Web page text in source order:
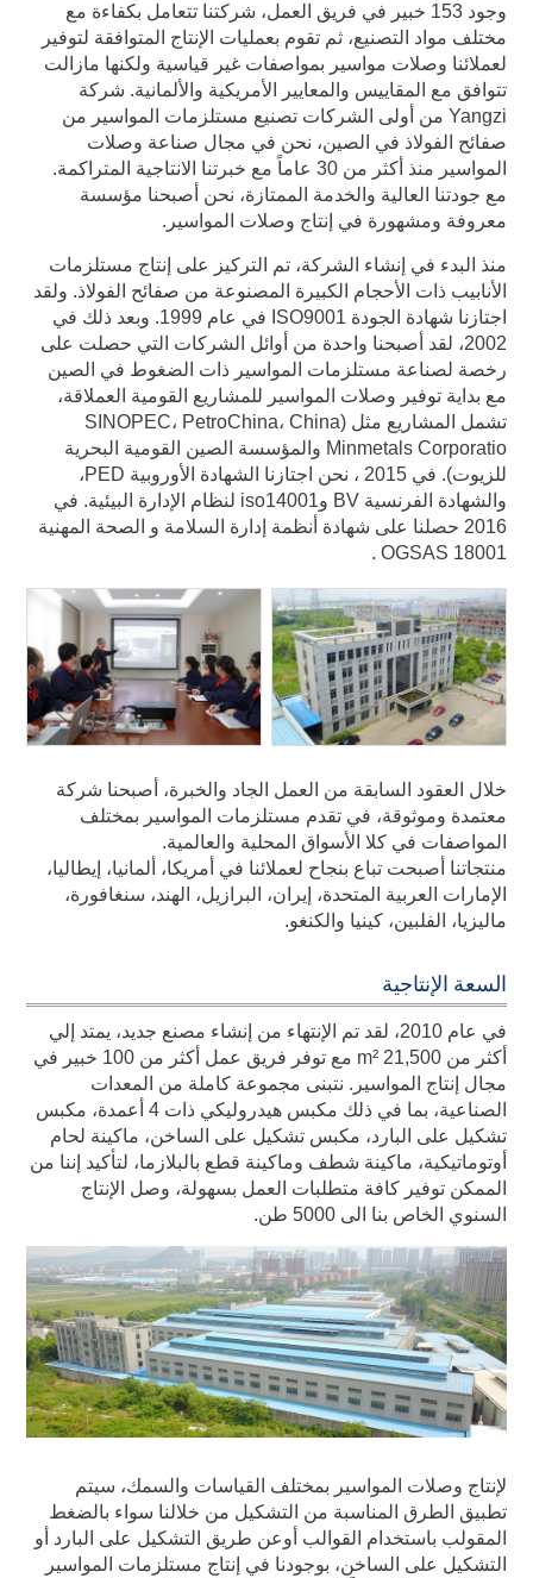
وجود 153 خبير في فريق العمل، شركتنا تتعامل بكفاءة مع
مختلف مواد التصنيع، ثم تقوم بعمليات الإنتاج المتوافقة لتوفير
لعملائنا وصلات مواسير بمواصفات غير قياسية ولكنها مازالت
تتوافق مع المقاييس والمعايير الأمريكية والألمانية. شركة
Yangzi من أولى الشركات تصنيع مستلزمات المواسير من
صفائح الفولاذ في الصين، نحن في مجال صناعة وصلات
المواسير منذ أكثر من 30 عاماً مع خبرتنا الانتاجية المتراكمة.
مع جودتنا العالية والخدمة الممتازة، نحن أصبحنا مؤسسة
معروفة ومشهورة في إنتاج وصلات المواسير.
منذ البدء في إنشاء الشركة، تم التركيز على إنتاج مستلزمات
الأنابيب ذات الأحجام الكبيرة المصنوعة من صفائح الفولاذ. ولقد
اجتازنا شهادة الجودة ISO9001 في عام 1999. وبعد ذلك في
2002، لقد أصبحنا واحدة من أوائل الشركات التي حصلت على
رخصة لصناعة مستلزمات المواسير ذات الضغوط في الصين
مع بداية توفير وصلات المواسير للمشاريع القومية العملاقة،
تشمل المشاريع مثل (SINOPEC، PetroChina، China
Minmetals Corporatio والمؤسسة الصين القومية البحرية
للزيوت). في 2015 ، نحن اجتازنا الشهادة الأوروبية PED،
والشهادة الفرنسية BV وiso14001 لنظام الإدارة البيئية. في
2016 حصلنا على شهادة أنظمة إدارة السلامة و الصحة المهنية
OGSAS 18001 .
خلال العقود السابقة من العمل الجاد والخبرة، أصبحنا شركة
معتمدة وموثوقة، في تقدم مستلزمات المواسير بمختلف
المواصفات في كلا الأسواق المحلية والعالمية.
منتجاتنا أصبحت تباع بنجاح لعملائنا في أمريكا، ألمانيا، إيطاليا،
الإمارات العربية المتحدة، إيران، البرازيل، الهند، سنغافورة،
ماليزيا، الفلبين، كينيا والكنغو.
السعة الإنتاجية
في عام 2010، لقد تم الإنتهاء من إنشاء مصنع جديد، يمتد إلي
أكثر من m² 21,500 مع توفر فريق عمل أكثر من 100 خبير في
مجال إنتاج المواسير. نتبنى مجموعة كاملة من المعدات
الصناعية، بما في ذلك مكبس هيدروليكي ذات 4 أعمدة، مكبس
تشكيل على البارد، مكبس تشكيل على الساخن، ماكينة لحام
أوتوماتيكية، ماكينة شطف وماكينة قطع بالبلازما، لتأكيد إننا من
الممكن توفير كافة متطلبات العمل بسهولة، وصل الإنتاج
السنوي الخاص بنا الى 5000 طن.
لإنتاج وصلات المواسير بمختلف القياسات والسمك، سيتم
تطبيق الطرق المناسبة من التشكيل من خلالنا سواء بالضغط
المقولب باستخدام القوالب أوعن طريق التشكيل على البارد أو
التشكيل على الساخن، بوجودنا في إنتاج مستلزمات المواسير